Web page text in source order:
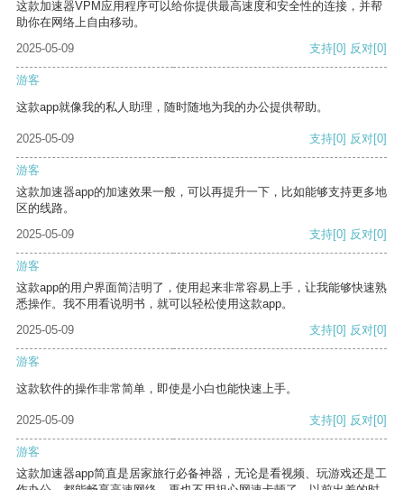
这款加速器VPM应用程序可以给你提供最高速度和安全性的连接，并帮
助你在网络上自由移动。
2025-05-09
支持[0] 反对[0]
游客
这款app就像我的私人助理，随时随地为我的办公提供帮助。
2025-05-09 支持[0] 反对[0]
游客
这款加速器app的加速效果一般，可以再提升一下，比如能够支持更多地
区的线路。
2025-05-09
支持[0] 反对[0]
游客
这款app的用户界面简洁明了，使用起来非常容易上手，让我能够快速熟
悉操作。我不用看说明书，就可以轻松使用这款app。
2025-05-09
支持[0] 反对[0]
游客
这款软件的操作非常简单，即使是小白也能快速上手。
2025-05-09 支持[0] 反对[0]
游客
这款加速器app简直是居家旅行必备神器，无论是看视频、玩游戏还是工